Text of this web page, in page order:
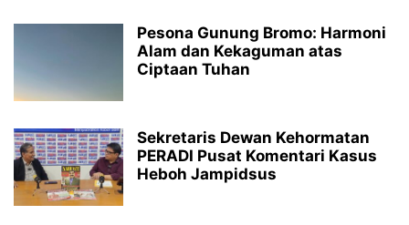
Pesona Gunung Bromo: Harmoni
Alam dan Kekaguman atas
Ciptaan Tuhan
Sekretaris Dewan Kehormatan
PERADI Pusat Komentari Kasus
Heboh Jampidsus